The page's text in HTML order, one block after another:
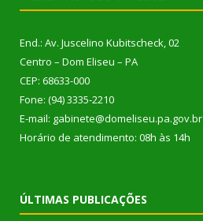
End.: Av. Juscelino Kubitscheck, 02
Centro – Dom Eliseu – PA
CEP: 68633-000
Fone: (94) 3335-2210
E-mail: gabinete@domeliseu.pa.gov.br
Horário de atendimento: 08h às 14h
ÚLTIMAS PUBLICAÇÕES